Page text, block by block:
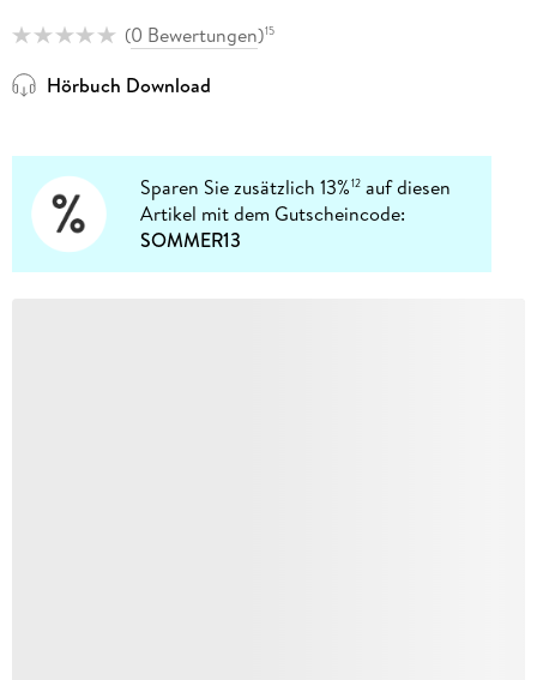
(0 Bewertungen)15
Hörbuch Download
Sparen Sie zusätzlich 13%12 auf diesen
Artikel mit dem Gutscheincode:
SOMMER13